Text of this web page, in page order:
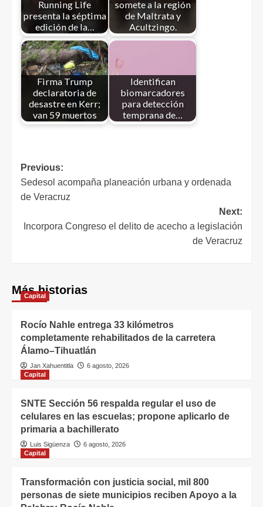
Running Life
presenta la séptima
edición de la…
somete a la región
de Maltrata y
Acultzingo.
Firma Trump
declaratoria de
desastre en Kerr;
van 59 muertos
Identifican
biomarcadores
para detección
temprana de…
Previous:
Sedesol acompaña planeación urbana y ordenada
de Veracruz
Next:
Incorpora Congreso el delito de acecho a legislación
de Veracruz
Más historias
Capital
Rocío Nahle entrega 33 kilómetros
completamente rehabilitados de la carretera
Álamo–Tihuatlán
Jan Xahuentitla
6 agosto, 2026
Capital
SNTE Sección 56 respalda regular el uso de
celulares en las escuelas; propone aplicarlo de
primaria a bachillerato
Luis Sigüenza
6 agosto, 2026
Capital
Transformación con justicia social, mil 800
personas de siete municipios reciben Apoyo a la